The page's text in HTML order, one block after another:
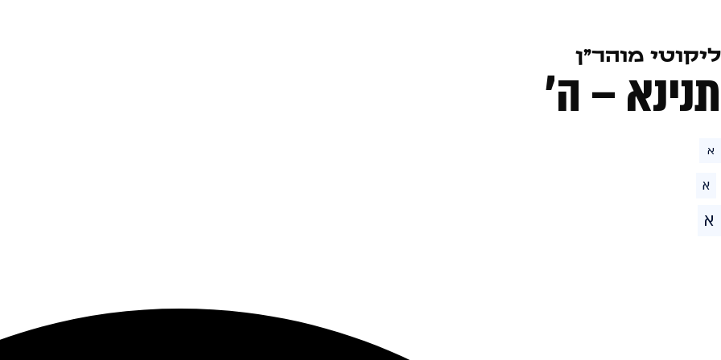
ליקוטי מוהר״ן
תנינא – ה׳
א
א
א